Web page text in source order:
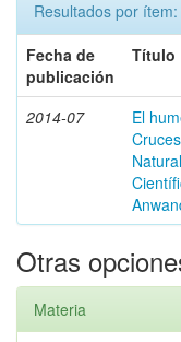
Resultados por ítem:
Fecha de
publicación
Título
2014-07
El
Otras
Materia